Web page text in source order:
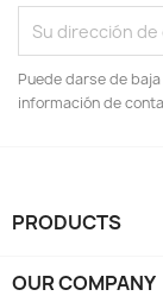
Puede darse de
información de
PRODUCTS
OUR COMPANY